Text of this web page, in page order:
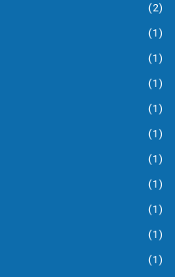
(2)
(1)
(1)
(1)
(1)
(1)
(1)
(1)
(1)
(1)
(1)